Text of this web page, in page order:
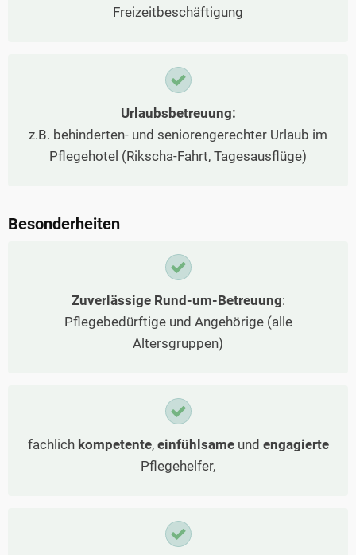
Freizeitbeschäftigung
Urlaubsbetreuung:
z.B. behinderten- und seniorengerechter Urlaub im
Pflegehotel (Rikscha-Fahrt, Tagesausflüge)
Besonderheiten
Zuverlässige Rund-um-Betreuung:
Pflegebedürftige und Angehörige (alle
Altersgruppen)
fachlich kompetente, einfühlsameund engagierte
Pflegehelfer,